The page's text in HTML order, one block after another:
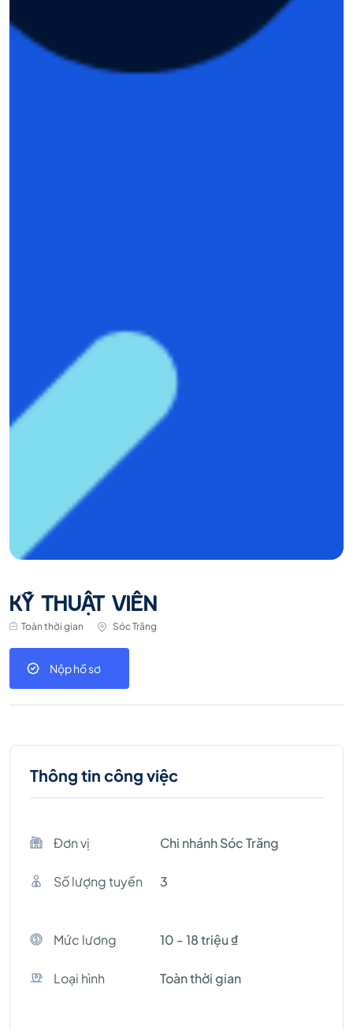
KỸ THUẬT VIÊN
Toàn thời gian Sóc Trăng
Nộp hồ sơ
Thông tin công việc
Đơn vị Chi nhánh Sóc Trăng
Số lượng tuyền 3
Mức lương 10 - 18 triệu ₫
Loại hình Toàn thời gian